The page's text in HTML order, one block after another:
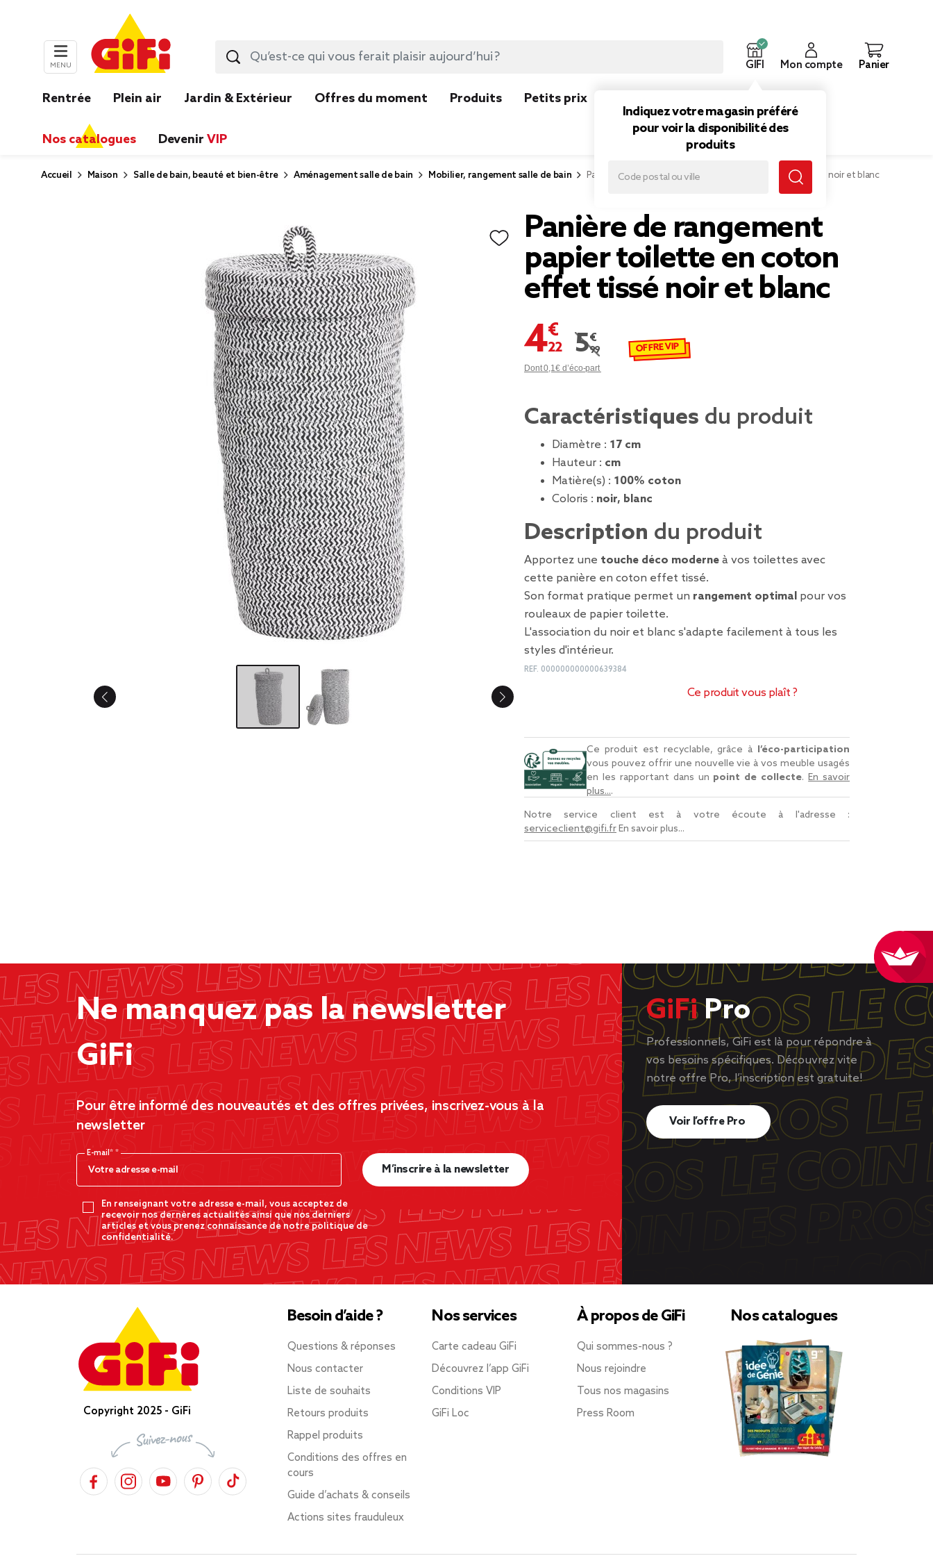
MENU GIFI
Indiquez votre magasin préféré
pour voir la disponibilité des
produits
Mon compte Panier
Rentrée Plein air Jardin & Extérieur Offres du moment Produits Petits prix
Nos catalogues Devenir VIP
Accueil Maison Salle de bain, beauté et bien-être Aménagement salle de bain Mobilier, rangement salle de bain Panière de rangement papier toilette en coton effet tissé noir et blanc
Panière de rangement
papier toilette en coton
effet tissé noir et blanc
4,22 €
Prix remisé de 5,99 € à 4,22 €
5,99 €
Dont 0,1€ d’éco-part
OFFRE VIP
Caractéristiques du produit
Diamètre : 17 cm
Hauteur : cm
Matière(s) : 100% coton
Coloris : noir, blanc
Description du produit
Apportez une touche déco moderne à vos toilettes avec
cette panière en coton effet tissé.
Son format pratique permet un rangement optimal pour vos
rouleaux de papier toilette.
L'association du noir et blanc s'adapte facilement à tous les
styles d'intérieur.
REF. 000000000000639384
Ce produit vous plaît ?
Ce produit est recyclable, grâce à l’éco-participation
vous pouvez offrir une nouvelle vie à vos meuble usagés
en les rapportant dans un point de collecte.En savoir
plus....
Notre service client est à votre écoute à l'adresse :
serviceclient@gifi.frEn savoir plus...
Ne manquez pas la newsletter
GiFi
Pour être informé des nouveautés et des offres privées, inscrivez-vous à la
newsletter
E-mail*
En renseignant votre adresse e-mail, vous acceptez de
recevoir nos dernères actualités ainsi que nos derniers
articles et vous prenez connaissance de notre politique de
confidentialité.
M’inscrire à la newsletter
GiFiPro
Professionnels, GiFi est là pour répondre à
vos besoins spécifiques. Découvrez vite
notre offre Pro, l’inscription est gratuite!
Voir l’offre Pro
Copyright 2025 - GiFi
Besoin d’aide ?
Questions & réponses
Nous contacter
Liste de souhaits
Retours produits
Rappel produits
Conditions des offres en
cours
Guide d’achats & conseils
Actions sites frauduleux
Nos services
Carte cadeau GiFi
Découvrez l’app GiFi
Conditions VIP
GiFi Loc
À propos de GiFi
Qui sommes-nous ?
Nous rejoindre
Tous nos magasins
Press Room
Nos catalogues